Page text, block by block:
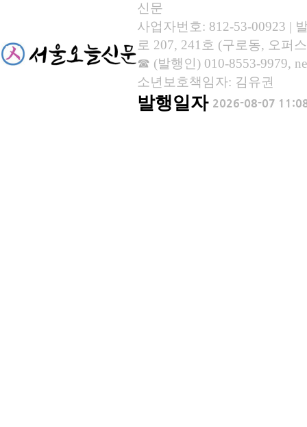
신문
사업자번호: 812-53-00923 |
로 207, 241호 (구로동, 오퍼
☎ (발행인) 010-8553-9979,
소년보호책임자: 김유권
발행일자